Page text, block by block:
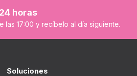
horas
las 17:00 y recíbelo al día siguiente.
Soluciones